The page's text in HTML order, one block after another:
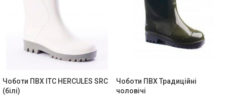
Чоботи ПВХ ITC HERCULES SRC
(білі)
Чоботи ПВХ Традиційні
чоловічі